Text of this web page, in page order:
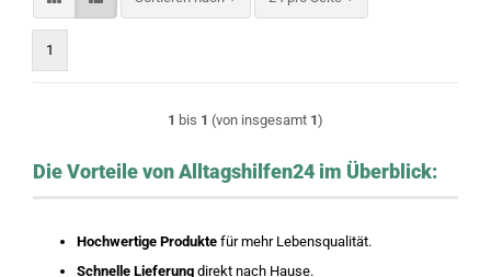
1
1 bis 1 (von insgesamt 1)
Die Vorteile von Alltagshilfen24 im Überblick:
Hochwertige Produkte für mehr Lebensqualität.
Schnelle Lieferung direkt nach Hause.